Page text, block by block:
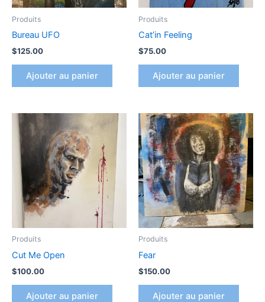
Produits
Bureau UFO
$125.00
Ajouter au panier
Produits
Cat’in Feeling
$75.00
Ajouter au panier
Produits
Cut Me Open
$100.00
Ajouter au panier
Produits
Fear
$150.00
Ajouter au panier